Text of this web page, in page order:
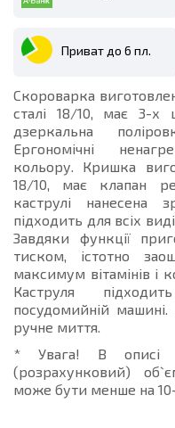
Приват до 6 пл.
Скороварка
сталі 18/10, має 3-х
дзеркальна
Ергономічні
кольору. Кришка
18/10, має клапан
каструлі нанесена
підходить для всіх
Завдяки функції
тиском, істотно
максимум вітамінів і
Каструля
посудомийній
ручне миття.
* Увага! В описі
(розрахунковий)
може бути менше на